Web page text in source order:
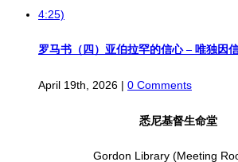
罗马书（四）亚伯拉罕的信心 – 唯独因
April 19th, 2026 | 0 Comments
悉尼基督生命堂
Gordon Library (Meeting